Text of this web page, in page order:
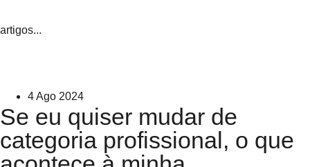
artigos...
4 Ago 2024
Se eu quiser mudar de
categoria profissional, o que